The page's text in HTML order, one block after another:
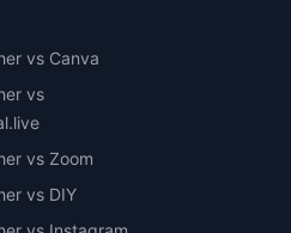
vs Canva
vs
vs Zoom
vs DIY